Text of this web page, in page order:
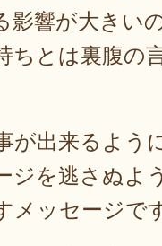
響が大きいの
ちとは裏腹の
が出来るよう
ジを逃さぬよ
メッセージで